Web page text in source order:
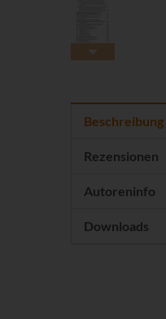
Beschreibung
Rezensionen
Autoreninfo
Downloads